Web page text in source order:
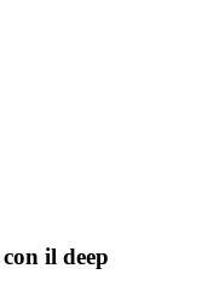
il deep